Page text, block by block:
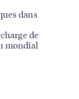
dans
de
mondial